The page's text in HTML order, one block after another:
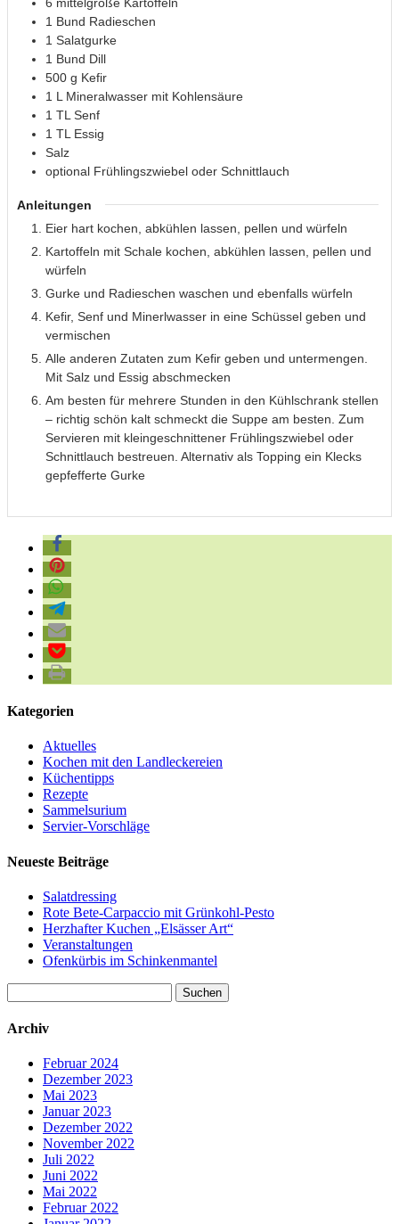
6 mittelgroße Kartoffeln
1 Bund Radieschen
1 Salatgurke
1 Bund Dill
500 g Kefir
1 L Mineralwasser mit Kohlensäure
1 TL Senf
1 TL Essig
Salz
optional Frühlingszwiebel oder Schnittlauch
Anleitungen
Eier hart kochen, abkühlen lassen, pellen und würfeln
Kartoffeln mit Schale kochen, abkühlen lassen, pellen und
würfeln
Gurke und Radieschen waschen und ebenfalls würfeln
Kefir, Senf und Minerlwasser in eine Schüssel geben und
vermischen
Alle anderen Zutaten zum Kefir geben und untermengen.
Mit Salz und Essig abschmecken
Am besten für mehrere Stunden in den Kühlschrank stellen
– richtig schön kalt schmeckt die Suppe am besten. Zum
Servieren mit kleingeschnittener Frühlingszwiebel oder
Schnittlauch bestreuen. Alternativ als Topping ein Klecks
gepfefferte Gurke
Kategorien
Aktuelles
Kochen mit den Landleckereien
Küchentipps
Rezepte
Sammelsurium
Servier-Vorschläge
Neueste Beiträge
Salatdressing
Rote Bete-Carpaccio mit Grünkohl-Pesto
Herzhafter Kuchen „Elsässer Art“
Veranstaltungen
Ofenkürbis im Schinkenmantel
nach:
Archiv
Februar 2024
Dezember 2023
Mai 2023
Januar 2023
Dezember 2022
November 2022
Juli 2022
Juni 2022
Mai 2022
Februar 2022